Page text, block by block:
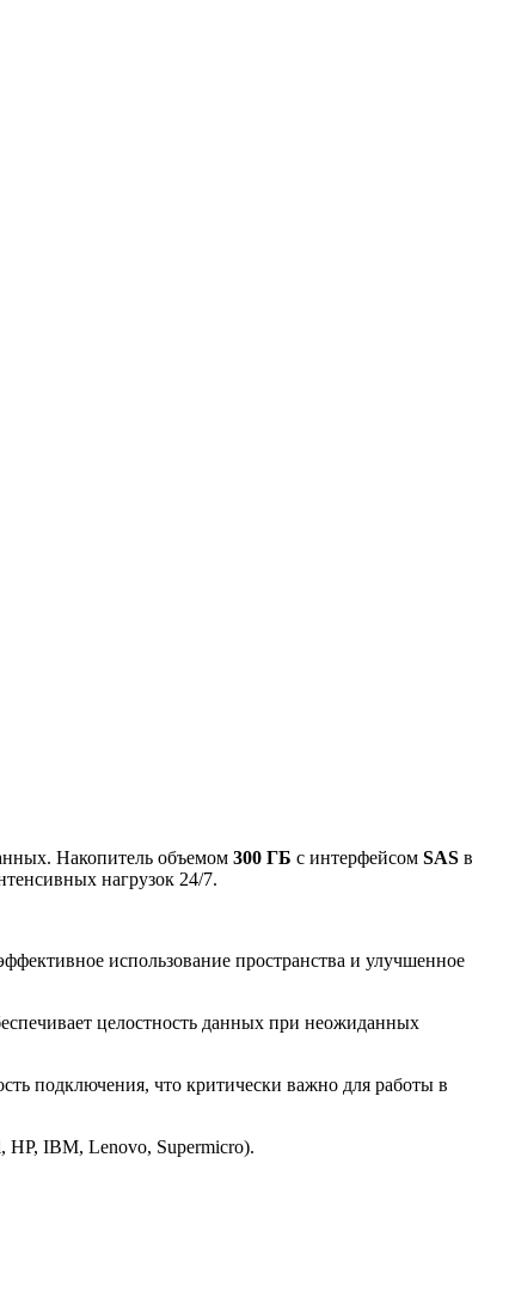
Накопитель объемом 300 ГБ с интерфейсом SAS в
нагрузок 24/7.
использование пространства и улучшенное
целостность данных при неожиданных
подключения, что критически важно для работы в
HP, IBM, Lenovo, Supermicro).